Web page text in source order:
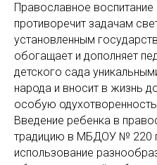
Православное
противоречит задачам
установленным
обогащает и дополняет
детского сада
народа и вносит в жизнь
особую
Введение ребенка в
традицию в МБДОУ № 220
использование